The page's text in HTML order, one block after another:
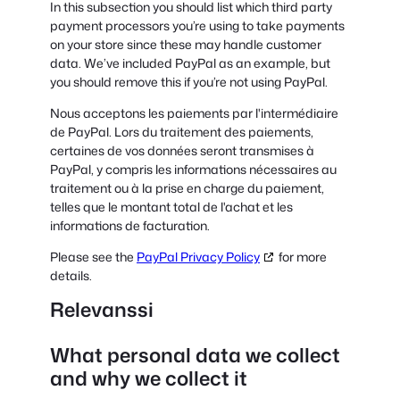
In this subsection you should list which third party
payment processors you’re using to take payments
on your store since these may handle customer
data. We’ve included PayPal as an example, but
you should remove this if you’re not using PayPal.
Nous acceptons les paiements par l'intermédiaire
de PayPal. Lors du traitement des paiements,
certaines de vos données seront transmises à
PayPal, y compris les informations nécessaires au
traitement ou à la prise en charge du paiement,
telles que le montant total de l'achat et les
informations de facturation.
Please see the PayPal Privacy Policy
for more
details.
Relevanssi
What personal data we collect
and why we collect it